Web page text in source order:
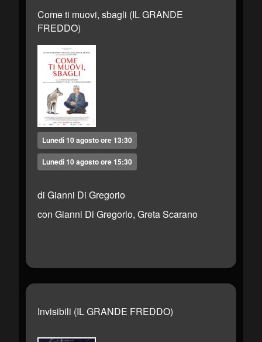
Come ti muovi, sbagli (IL GRANDE
FREDDO)
Lunedì 10 agosto ore 13:30
Lunedì 10 agosto ore 15:30
di Gianni Di Gregorio
con Gianni Di Gregorio, Greta Scarano
Invisibili (IL GRANDE FREDDO)